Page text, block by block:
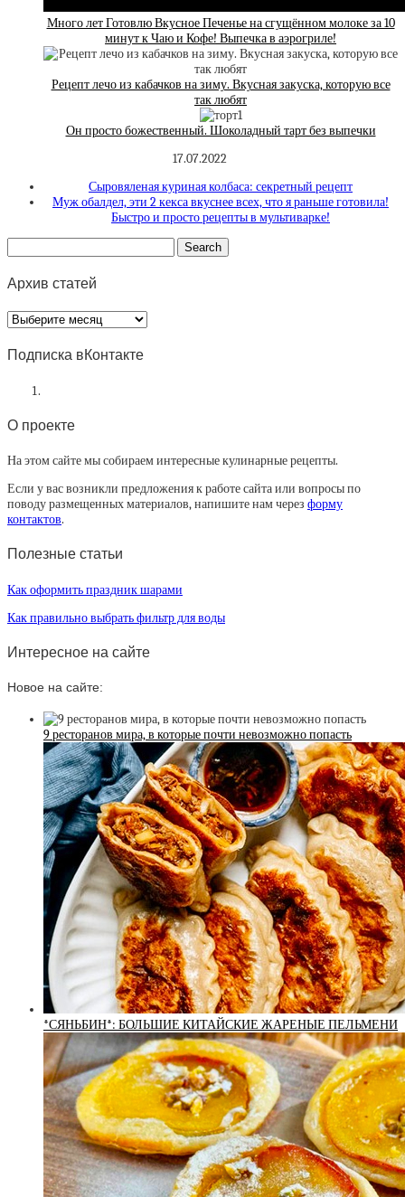
Много лет Готовлю Вкусное Печенье на сгущённом молоке за 10
минут к Чаю и Кофе! Выпечка в аэрогриле!
Рецепт лечо из кабачков на зиму. Вкусная закуска, которую все
так любят
Он просто божественный. Шоколадный тарт без выпечки
17.07.2022
Сыровяленая куриная колбаса: секретный рецепт
Муж обалдел, эти 2 кекса вкуснее всех, что я раньше готовила!
Быстро и просто рецепты в мультиварке!
Архив статей
Архив
статей
Подписка вКонтакте
О проекте
На этом сайте мы собираем интересные кулинарные рецепты.
Если у вас возникли предложения к работе сайта или вопросы по
поводу размещенных материалов, напишите нам через форму
контактов.
Полезные статьи
Как оформить праздник шарами
Как правильно выбрать фильтр для воды
Интересное на сайте
Новое на сайте:
9 ресторанов мира, в которые почти невозможно попасть
*СЯНЬБИН*: БОЛЬШИЕ КИТАЙСКИЕ ЖАРЕНЫЕ ПЕЛЬМЕНИ